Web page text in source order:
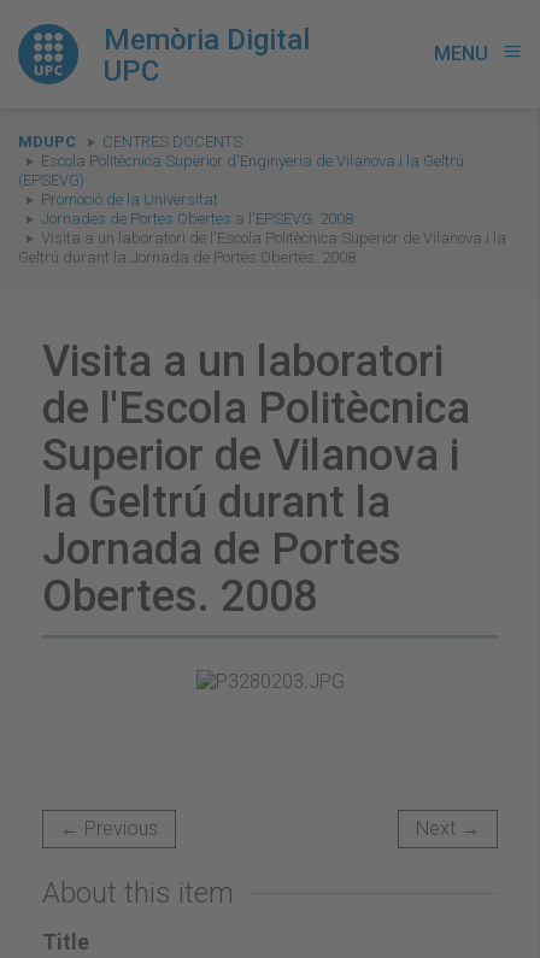
Memòria Digital
UPC
MENU menu
You
are
here:
MDUPC
CENTRES DOCENTS
Escola Politècnica Superior d'Enginyeria de Vilanova i la Geltrú
(EPSEVG)
Promoció de la Universitat
Jornades de Portes Obertes a l'EPSEVG. 2008
Visita a un laboratori de l'Escola Politècnica Superior de Vilanova i la
Geltrú durant la Jornada de Portes Obertes. 2008
Visita a un laboratori
de l'Escola Politècnica
Superior de Vilanova i
la Geltrú durant la
Jornada de Portes
Obertes. 2008
← Previous Next →
About this item
Title